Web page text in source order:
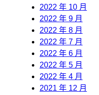
2022 年 10 月
2022 年 9 月
2022 年 8 月
2022 年 7 月
2022 年 6 月
2022 年 5 月
2022 年 4 月
2021 年 12 月